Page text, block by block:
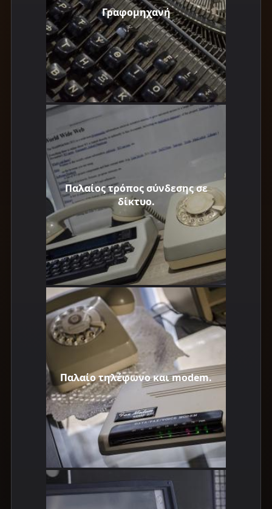
Γραφομηχανή
Παλαίος τρόπος σύνδεσης σε
δίκτυο.
Παλαίο τηλέφωνο και modem.